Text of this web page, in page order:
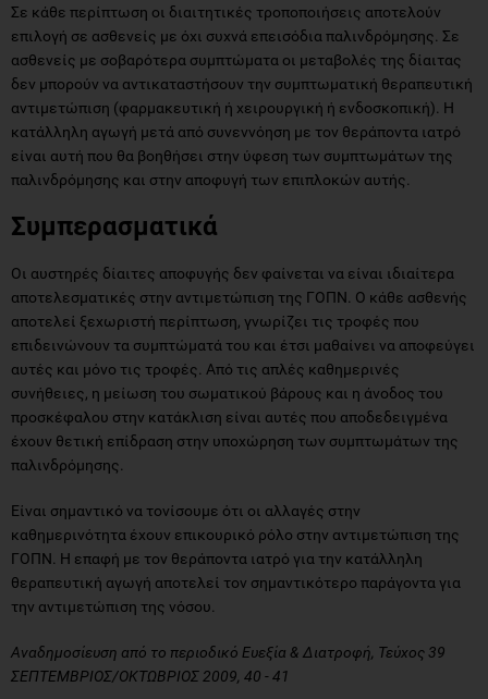
Σε κάθε περίπτωση οι διαιτητικές τροποποιήσεις αποτελούν
επιλογή σε ασθενείς με όχι συχνά επεισόδια παλινδρόμησης. Σε
ασθενείς με σοβαρότερα συμπτώματα οι μεταβολές της δίαιτας
δεν μπορούν να αντικαταστήσουν την συμπτωματική θεραπευτική
αντιμετώπιση (φαρμακευτική ή χειρουργική ή ενδοσκοπική). Η
κατάλληλη αγωγή μετά από συνεννόηση με τον θεράποντα ιατρό
είναι αυτή που θα βοηθήσει στην ύφεση των συμπτωμάτων της
παλινδρόμησης και στην αποφυγή των επιπλοκών αυτής.
Συμπερασματικά
Οι αυστηρές δίαιτες αποφυγής δεν φαίνεται να είναι ιδιαίτερα
αποτελεσματικές στην αντιμετώπιση της ΓΟΠΝ. Ο κάθε ασθενής
αποτελεί ξεχωριστή περίπτωση, γνωρίζει τις τροφές που
επιδεινώνουν τα συμπτώματά του και έτσι μαθαίνει να αποφεύγει
αυτές και μόνο τις τροφές. Από τις απλές καθημερινές
συνήθειες, η μείωση του σωματικού βάρους και η άνοδος του
προσκέφαλου στην κατάκλιση είναι αυτές που αποδεδειγμένα
έχουν θετική επίδραση στην υποχώρηση των συμπτωμάτων της
παλινδρόμησης.
Είναι σημαντικό να τονίσουμε ότι οι αλλαγές στην
καθημερινότητα έχουν επικουρικό ρόλο στην αντιμετώπιση της
ΓΟΠΝ. Η επαφή με τον θεράποντα ιατρό για την κατάλληλη
θεραπευτική αγωγή αποτελεί τον σημαντικότερο παράγοντα για
την αντιμετώπιση της νόσου.
Αναδημοσίευση από το περιοδικό Ευεξία & Διατροφή, Τεύχος 39
ΣΕΠΤΕΜΒΡΙΟΣ/ΟΚΤΩΒΡΙΟΣ 2009, 40 - 41